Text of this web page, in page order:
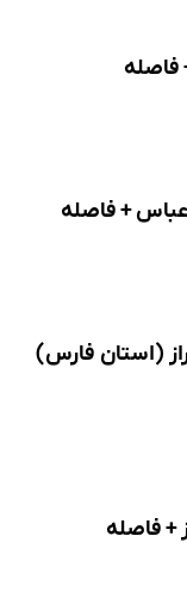
فاصله
+ فاصله
(استان فارس)
+ فاصله